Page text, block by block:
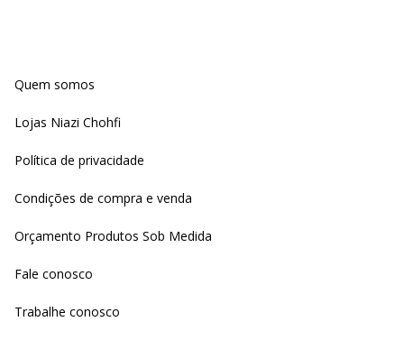
Quem somos
Lojas Niazi Chohfi
Política de privacidade
Condições de compra e venda
Orçamento Produtos Sob Medida
Fale conosco
Trabalhe conosco